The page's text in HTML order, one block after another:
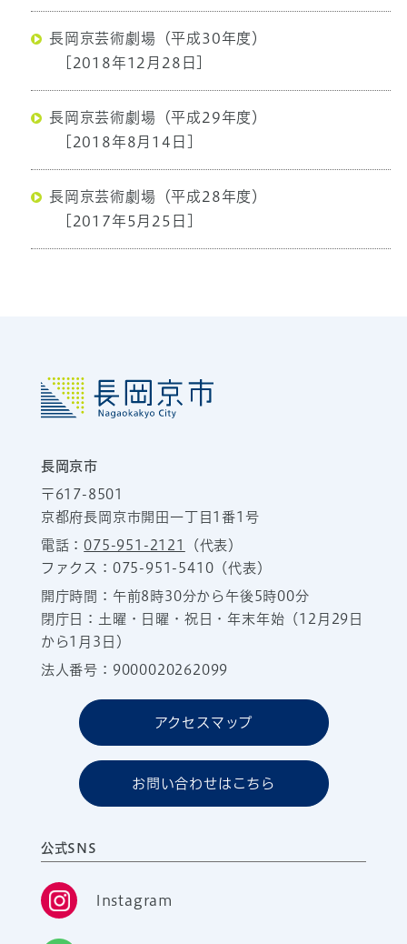
長岡京芸術劇場（平成30年度）
[2018年12月28日]
長岡京芸術劇場（平成29年度）
[2018年8月14日]
長岡京芸術劇場（平成28年度）
[2017年5月25日]
長岡京市
〒617-8501
京都府長岡京市開田一丁目1番1号
電話：075-951-2121
（代表）
ファクス：075-951-5410（代表）
開庁時間：午前8時30分から午後5時00分
閉庁日：土曜・日曜・祝日・年末年始（12月29日
から1月3日）
法人番号：9000020262099
アクセスマップ
お問い合わせはこちら
公式SNS
Instagram